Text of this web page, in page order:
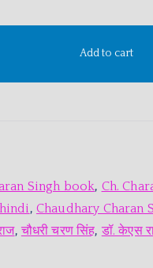
Add to cart
Singh book, Ch.
, Chaudhary Charan
,चौधरी चरण सिंह,डॉ. केएस